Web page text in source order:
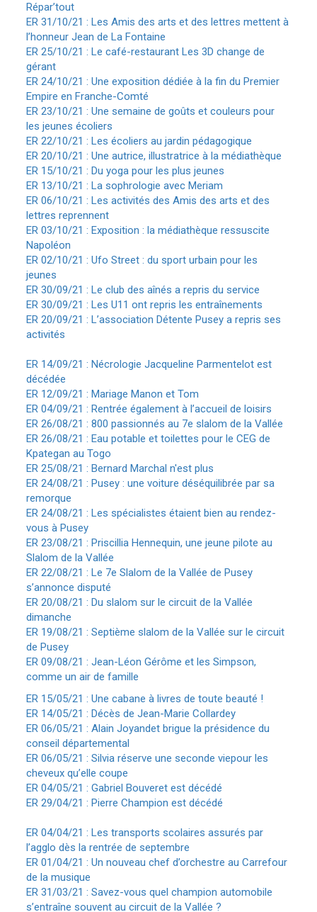
Répar’tout
ER 31/10/21 : Les Amis des arts et des lettres mettent à
l’honneur Jean de La Fontaine
ER 25/10/21 : Le café-restaurant Les 3D change de
gérant
ER 24/10/21 : Une exposition dédiée à la fin du Premier
Empire en Franche-Comté
ER 23/10/21 : Une semaine de goûts et couleurs pour
les jeunes écoliers
ER 22/10/21 : Les écoliers au jardin pédagogique
ER 20/10/21 : Une autrice, illustratrice à la médiathèque
ER 15/10/21 : Du yoga pour les plus jeunes
ER 13/10/21 : La sophrologie avec Meriam
ER 06/10/21 : Les activités des Amis des arts et des
lettres reprennent
ER 03/10/21 : Exposition : la médiathèque ressuscite
Napoléon
ER 02/10/21 : Ufo Street : du sport urbain pour les
jeunes
ER 30/09/21 : Le club des aînés a repris du service
ER 30/09/21 : Les U11 ont repris les entraînements
ER 20/09/21 : L’association Détente Pusey a repris ses
activités
ER 14/09/21 : Nécrologie Jacqueline Parmentelot est
décédée
ER 12/09/21 : Mariage Manon et Tom
ER 04/09/21 : Rentrée également à l’accueil de loisirs
ER 26/08/21 : 800 passionnés au 7e slalom de la Vallée
ER 26/08/21 : Eau potable et toilettes pour le CEG de
Kpategan au Togo
ER 25/08/21 : Bernard Marchal n'est plus
ER 24/08/21 : Pusey : une voiture déséquilibrée par sa
remorque
ER 24/08/21 : Les spécialistes étaient bien au rendez-
vous à Pusey
ER 23/08/21 : Priscillia Hennequin, une jeune pilote au
Slalom de la Vallée
ER 22/08/21 : Le 7e Slalom de la Vallée de Pusey
s’annonce disputé
ER 20/08/21 : Du slalom sur le circuit de la Vallée
dimanche
ER 19/08/21 : Septième slalom de la Vallée sur le circuit
de Pusey
ER 09/08/21 : Jean-Léon Gérôme et les Simpson,
comme un air de famille
ER 15/05/21 : Une cabane à livres de toute beauté !
ER 14/05/21 : Décès de Jean-Marie Collardey
ER 06/05/21 : Alain Joyandet brigue la présidence du
conseil départemental
ER 06/05/21 : Silvia réserve une seconde viepour les
cheveux qu’elle coupe
ER 04/05/21 : Gabriel Bouveret est décédé
ER 29/04/21 : Pierre Champion est décédé
ER 04/04/21 : Les transports scolaires assurés par
l’agglo dès la rentrée de septembre
ER 01/04/21 : Un nouveau chef d’orchestre au Carrefour
de la musique
ER 31/03/21 : Savez-vous quel champion automobile
s’entraîne souvent au circuit de la Vallée ?